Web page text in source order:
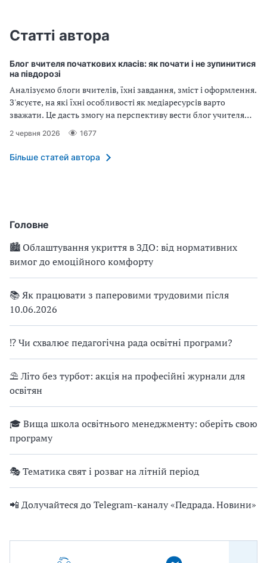
Головне
🏙 Облаштування укриття в ЗДО: від нормативних
вимог до емоційного комфорту
📚 Як працювати з паперовими трудовими після
10.06.2026
⁉ Чи схвалює педагогічна рада освітні програми?
⛱ Літо без турбот: акція на професійні журнали для
освітян
🎓 Вища школа освітнього менеджменту: оберіть свою
програму
🎭 Тематика свят і розваг на літній період
📲 Долучайтеся до Telegram-каналу «Педрада. Новини»
Статті автора
Блог вчителя початкових класів: як почати і не зупинитися
на півдорозі
Аналізуємо блоги вчителів, їхні завдання, зміст і оформлення.
З'ясуєте, на які їхні особливості як медіаресурсів варто
зважати. Це дасть змогу на перспективу вести блог учителя
без зайвих зусиль і так довго, скільки буде потрібно.
2 червня 2026 1677
Більше статей автора